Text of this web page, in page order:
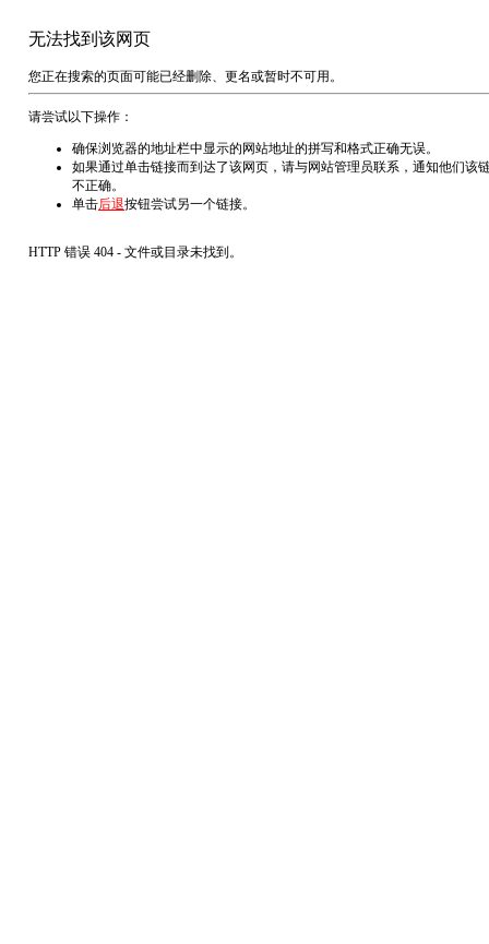
无法找到该网页
您正在搜索的页面可能已经删除、更名或暂时不可用。
请尝试以下操作：
确保浏览器的地址栏中显示的网站地址的拼写和格式正确无误。
如果通过单击链接而到达了该网页，请与网站管理员联系，通知他们该
不正确。
单击后退按钮尝试另一个链接。
HTTP 错误 404 - 文件或目录未找到。